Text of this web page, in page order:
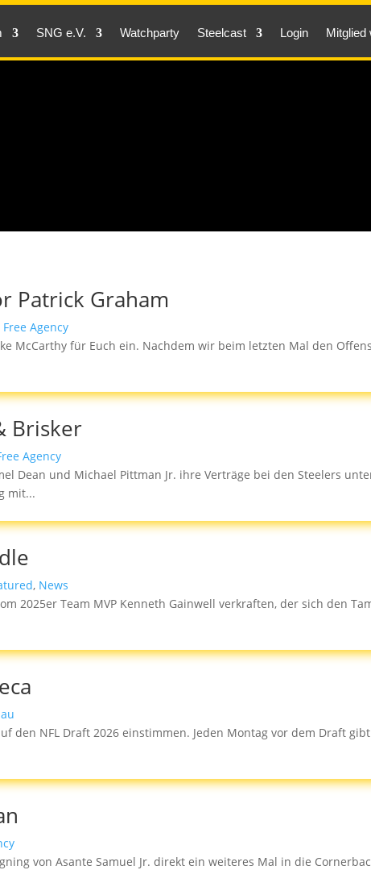
SNG e.V. Watchparty Steelcast Login Mitglied
Patrick Graham
Free Agency
McCarthy für Euch ein. Nachdem wir beim letzten Mal den
Brisker
Agency
Dean und Michael Pittman Jr. ihre Verträge bei den Steelers
mit...
, News
2025er Team MVP Kenneth Gainwell verkraften, der sich den
den NFL Draft 2026 einstimmen. Jeden Montag vor dem Draft
von Asante Samuel Jr. direkt ein weiteres Mal in die